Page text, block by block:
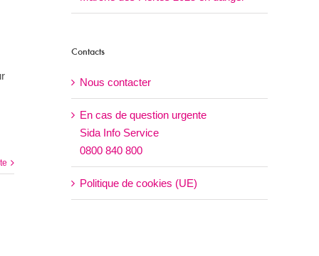
Contacts
Nous contacter
En cas de question urgente
Sida Info Service
0800 840 800
Politique de cookies (UE)